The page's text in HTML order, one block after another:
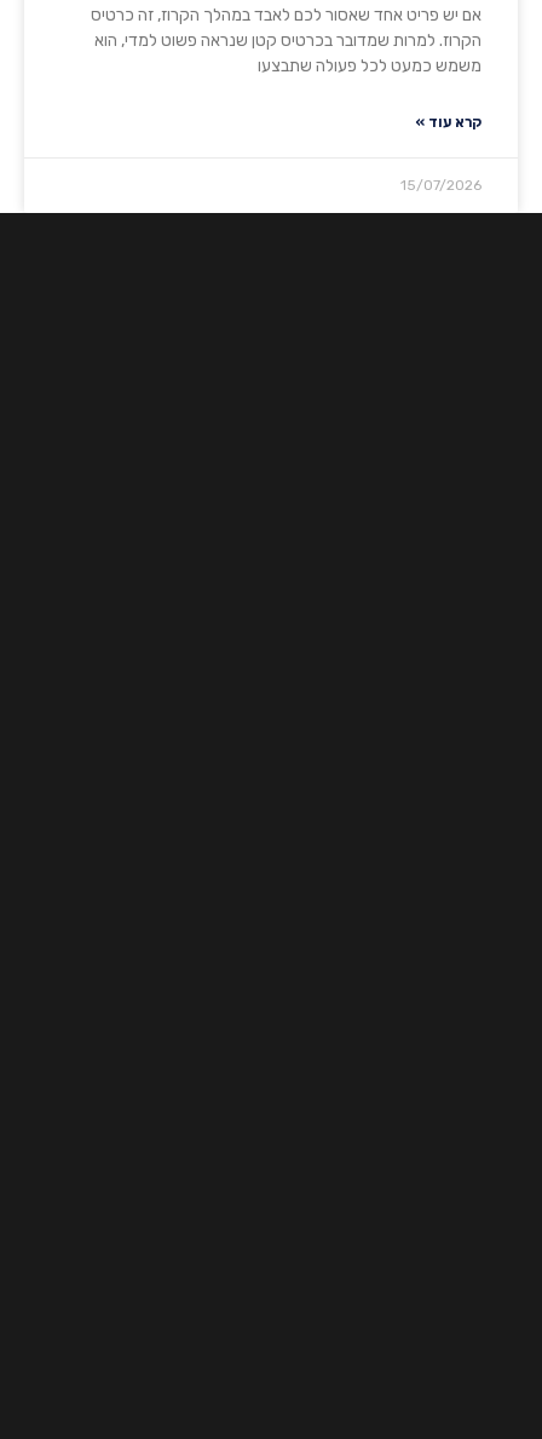
אם יש פריט אחד שאסור לכם לאבד במהלך הקרוז, זה כרטיס
הקרוז. למרות שמדובר בכרטיס קטן שנראה פשוט למדי, הוא
משמש כמעט לכל פעולה שתבצעו
קרא עוד »
15/07/2026